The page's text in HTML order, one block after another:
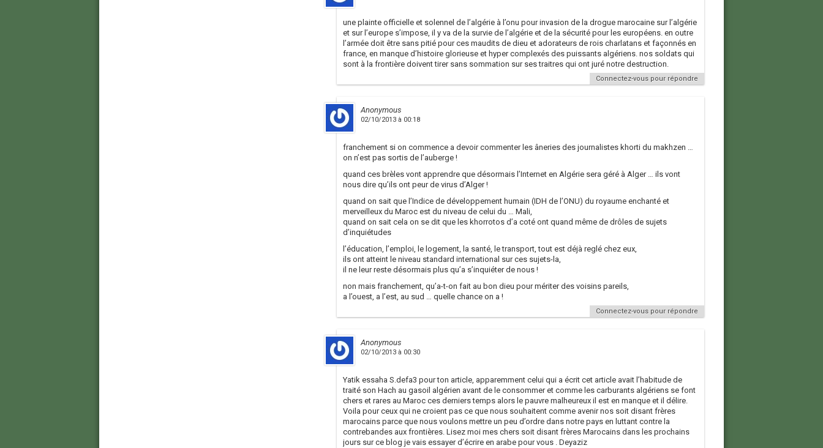
une plainte officielle et solennel de l’algérie à l’onu pour invasion de la drogue marocaine sur l’algérie
et sur l’europe s’impose, il y va de la survie de l’algérie et de la sécurité pour les européens. en outre
l’armée doit être sans pitié pour ces maudits de dieu et adorateurs de rois charlatans et façonnés en
france, en manque d’histoire glorieuse et hyper complexés des puissants algériens. nos soldats qui
sont à la frontière doivent tirer sans sommation sur ses traitres qui ont juré notre destruction.
Connectez-vous pour répondre
Anonymous
02/10/2013 à 00:18
franchement si on commence a devoir commenter les âneries des journalistes khorti du makhzen …
on n’est pas sortis de l’auberge !
quand ces brèles vont apprendre que désormais l’Internet en Algérie sera géré à Alger … ils vont
nous dire qu’ils ont peur de virus d’Alger !
quand on sait que l’Indice de développement humain (IDH de l’ONU) du royaume enchanté et
merveilleux du Maroc est du niveau de celui du … Mali,
quand on sait cela on se dit que les khorrotos d’a coté ont quand même de drôles de sujets
d’inquiétudes
l’éducation, l’emploi, le logement, la santé, le transport, tout est déjà reglé chez eux,
ils ont atteint le niveau standard international sur ces sujets-la,
il ne leur reste désormais plus qu’a s’inquiéter de nous !
non mais franchement, qu’a-t-on fait au bon dieu pour mériter des voisins pareils,
a l’ouest, a l’est, au sud … quelle chance on a !
Connectez-vous pour répondre
Anonymous
02/10/2013 à 00:30
Yatik essaha S.defa3 pour ton article, apparemment celui qui a écrit cet article avait l’habitude de
traité son Hach au gasoil algérien avant de le consommer et comme les carburants algériens se font
chers et rares au Maroc ces derniers temps alors le pauvre malheureux il est en manque et il délire.
Voila pour ceux qui ne croient pas ce que nous souhaitent comme avenir nos soit disant frères
marocains parce que nous voulons mettre un peu d’ordre dans notre pays en luttant contre la
contrebandes aux frontières. Lisez moi mes chers soit disant frères Marocains dans les prochains
jours sur ce blog je vais essayer d’écrire en arabe pour vous . Deyaziz